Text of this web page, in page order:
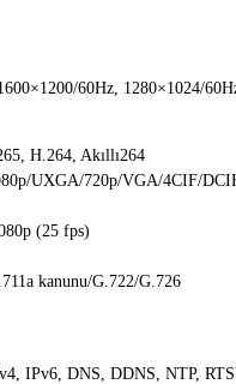
60Hz, 1280×1024/
H.264, Akıllı264
UXGA/720p/VGA/4CIF/
(25 fps)
kanunu/G.722/G.726
IPv6, DNS, DDNS, NTP,